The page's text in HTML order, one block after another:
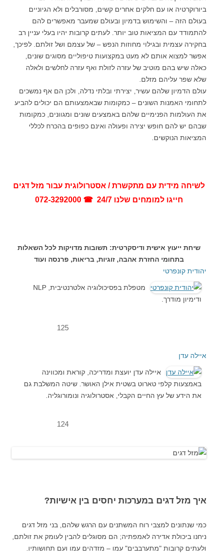
ביורוקרטיה או עם חלקים אחרים קשים, מסורבלים ולא הגיוניים
בעולם הזה – והשימוש בדמיון ובעולם שמעבר מאפשרים להם
להתמודד עם המציאות טוב יותר. לעתים קרובות יהיו בעלי עניין רב
בחקירה עצמית ובגילוי מחוזות הנפש – של עצמם ושל זולתם. לפיכך,
אפשר למצוא אותם לא מעט במקצועות טיפוליים מסוגים שונים,
כאלה שיש בהם מוטיב של עזרה לזולת ואף עזרה לחלשים ולאלה
שלא שפר עליהם מזלם.
עולם הדמיון שלהם עשיר, יצירתי ובלתי נדלה, ולכן הם אף נמשכים
לתחומי האמנות השונים – כמקומות שבאמצעותם הם יכולים להביע
את העולמות הפנימיים שלהם באמצעים שונים ומגוונים, כמקומות
שבהם יש להם חופש יצירה ופעולה ואינם כפופים בהכרח לכללי
המציאות הנוקשים.
לשיחה מידית עם מתקשרת / אסטרולוגית עבור מזל דגים
חייגו למומחים שלנו 24/7 ☎ 072-3292000
שיחת ייעוץ אישית ודיסקרטית: תשובות מדויקות לכל השאלות
בתחומי החזרת אהבה, זוגיות, בריאות, פרנסה ועוד
יהודית קונפרטי
מטפלת בפסיכולוגיה אלטרנטיבית, NLP
ודימיון מודרך.
125
איילה עדן
איילה עדן יועצת ומדריכה, קוראת ומכווינה
באמצעות קלפי טארוט בשטית אילן האושר. שיטה המשלבת גם
את הידע של עץ החיים הקבלי, אסטרולוגיה ונומורוגליה.
124
איך מזל דגים במערכות יחסים בין אישיות?
כמי שנתונים למצבי רוח המשתנים עם הרגש שלהם, בני מזל דגים
ניחנו ביכולת אדירה לאמפתיה; הם מסוגלים להבין לעומק את זולתם,
ולעתים קרובות "מתערבבים" עמו – מזדהים עמו ועם תחושותיו.